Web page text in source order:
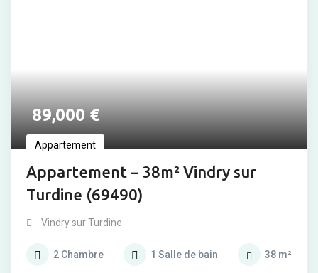
89,000€
Appartement
Appartement – 38m² Vindry sur
Turdine (69490)
Vindry sur Turdine
2 Chambre 1 Salle de bain 38 m²